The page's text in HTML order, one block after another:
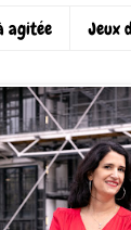
agitée Jeux